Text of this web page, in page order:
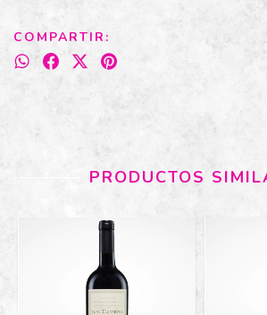
COMPARTIR:
PRODUCTOS